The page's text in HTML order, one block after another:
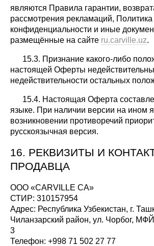
являются Правила гарантии,
рассмотрения рекламаций, Политика
конфиденциальности и иные
размещённые на сайте ru.carville.uz.
15.3. Признание какого-либо
настоящей Оферты
недействительности остальных
15.4. Настоящая Оферта
языке. При наличии версии на ином
возникновении противоречий
русскоязычная версия.
16. РЕКВИЗИТЫ И
ПРОДАВЦА
ООО «CARVILLE CA»
СТИР: 310157954
Адрес: Республика Узбекистан, г.
Чиланзарский район, ул. Чорбог,
3
Телефон: +998 71 502 27 77